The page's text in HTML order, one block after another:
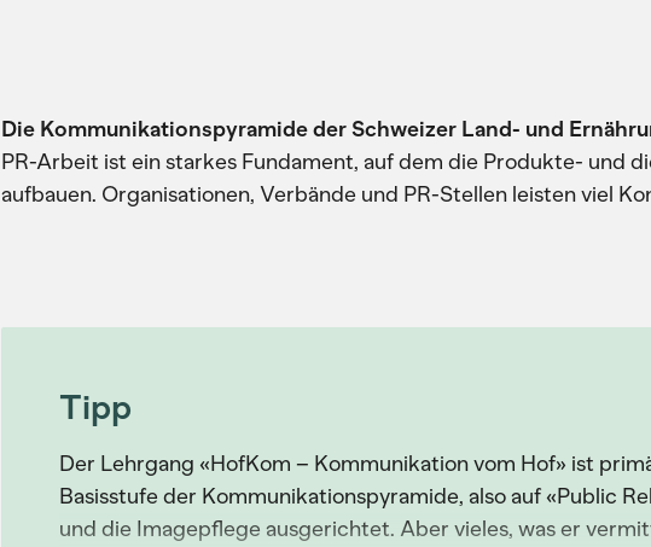
Die Kommunikationspyramide der Schweizer Land- und
PR-Arbeit ist ein starkes Fundament, auf dem die Produkte- und
aufbauen. Organisationen, Verbände und PR-Stellen leisten viel
Tipp
Der Lehrgang «HofKom – Kommunikation vom Hof» ist
Basisstufe der Kommunikationspyramide, also auf «Public
und die Imagepflege ausgerichtet. Aber vieles, was er